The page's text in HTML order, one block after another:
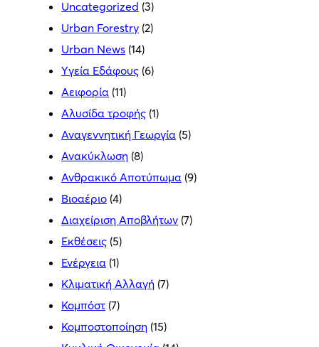
Uncategorized (3)
Urban Forestry (2)
Urban News (14)
Yγεία Εδάφους (6)
Αειφορία (11)
Αλυσίδα τροφής (1)
Αναγεννητική Γεωργία (5)
Ανακύκλωση (8)
Ανθρακικό Αποτύπωμα (9)
Βιοαέριο (4)
Διαχείριση Αποβλήτων (7)
Εκθέσεις (5)
Ενέργεια (1)
Κλιματική Αλλαγή (7)
Κομπόστ (7)
Κομποστοποίηση (15)